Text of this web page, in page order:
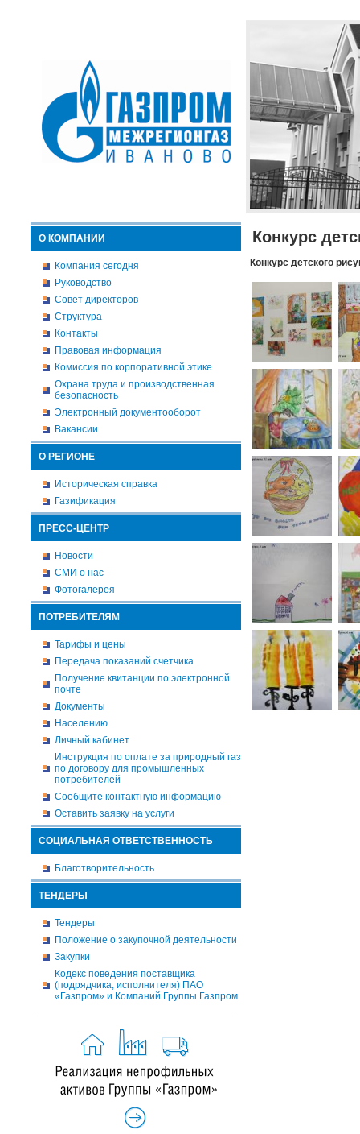
О КОМПАНИИ
Компания сегодня
Руководство
Совет директоров
Структура
Контакты
Правовая информация
Комиссия по корпоративной этике
Охрана труда и производственная
безопасность
Электронный документооборот
Вакансии
О РЕГИОНЕ
Историческая справка
Газификация
ПРЕСС-ЦЕНТР
Новости
СМИ о нас
Фотогалерея
ПОТРЕБИТЕЛЯМ
Тарифы и цены
Передача показаний счетчика
Получение квитанции по электронной
почте
Документы
Населению
Личный кабинет
Инструкция по оплате за природный газ
по договору для промышленных
потребителей
Сообщите контактную информацию
Оставить заявку на услуги
СОЦИАЛЬНАЯ ОТВЕТСТВЕННОСТЬ
Благотворительность
ТЕНДЕРЫ
Тендеры
Положение о закупочной деятельности
Закупки
Кодекс поведения поставщика
(подрядчика, исполнителя) ПАО
«Газпром» и Компаний Группы Газпром
Конкурс
Конкурс детского